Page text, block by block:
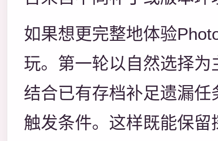
如果想更完整地体验
玩。第一轮以自然选择
结合已有存档补足遗漏
触发条件。这样既能保